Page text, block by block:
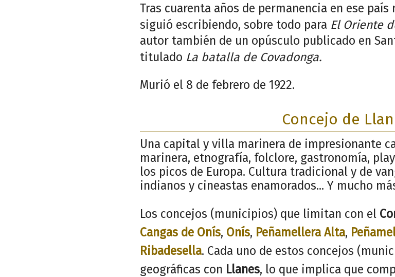
Tras cuarenta años de permanencia en ese
siguió escribiendo, sobre todo para El Oriente
autor también de un opúsculo publicado en
titulado La batalla de Covadonga.
Murió el 8 de febrero de 1922.
Concejo de
Una capital y villa marinera de impresionante
marinera, etnografía, folclore, gastronomía,
los picos de Europa. Cultura tradicional y de
indianos y cineastas enamorados... Y mucho
Los concejos (municipios) que limitan con el
Cangas de Onís, Onís, Peñamellera Alta,
Ribadesella. Cada uno de estos concejos
geográficas con Llanes, lo que implica que